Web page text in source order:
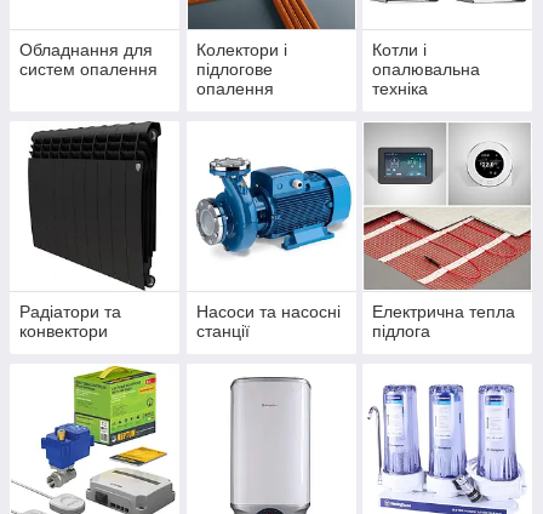
Обладнання для
систем опалення
Колектори і
підлогове
опалення
Котли і
опалювальна
техніка
Радіатори та
конвектори
Насоси та насосні
станції
Електрична тепла
підлога